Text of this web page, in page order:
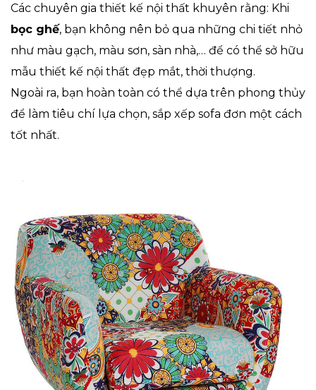
Các chuyên gia thiết kế nội thất khuyên rằng: Khi
bọc ghế, bạn không nên bỏ qua những chi tiết nhỏ
như màu gạch, màu sơn, sàn nhà,… để có thể sở hữu
mẫu thiết kế nội thất đẹp mắt, thời thượng.
Ngoài ra, bạn hoàn toàn có thể dựa trên phong thủy
để làm tiêu chí lựa chọn, sắp xếp sofa đơn một cách
tốt nhất.